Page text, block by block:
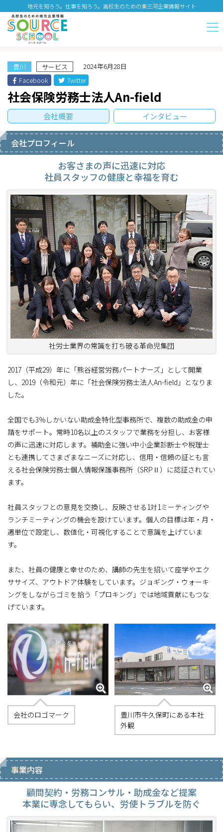
地元を知ろう。仕事を知ろう。高校生のための東三河企業情報サイト
豊川 サービス
2024年6月28日
Facebook
Twitter
社会保険労務士法人An-field
会社概要 インタビュー
会社プロフィール
お客さまの声に迅速に対応
社員スタッフの健康と幸福を育む
社労士業界の常識を打ち破る革命児集団
2017（平成29）年に「熊谷経営労務パートナーズ」として開業
し、2019（令和元）年に「社会保険労務士法人An-field」となりま
した。
全国でも3％しかいない助成金特化型事務所で、複数の助成金の申
請をサポート。常時10名以上のスタッフで業務を分担し、お客様
の声に迅速に対応します。補助金に強い中小企業診断士や税理士
とも連携してさまざまなニーズに対応し、信用・信頼の証とも言
える社会保険労務士個人情報保護事務所（SRPⅡ）に認証されてい
ます。
社員スタッフとの意見を交換し、反映させる1対1ミーティングや
ランチミーティングの機会を設けています。個人の目標は年・月・
週単位で設定し、数値化・可視化することで意識を上げていま
す。
また、社員の健康と幸せのため、講師の先生を招いて座学やエク
ササイズ、アウトドア体験をしています。ジョギング・ウォーキ
ングをしながらゴミを拾う「プロキング」では地域貢献にもつな
げています。
会社のロゴマーク
豊川市牛久保町にある本社
外観
事業内容
顧問契約・労務コンサル・助成金など提案
本業に専念してもらい、労使トラブルを防ぐ